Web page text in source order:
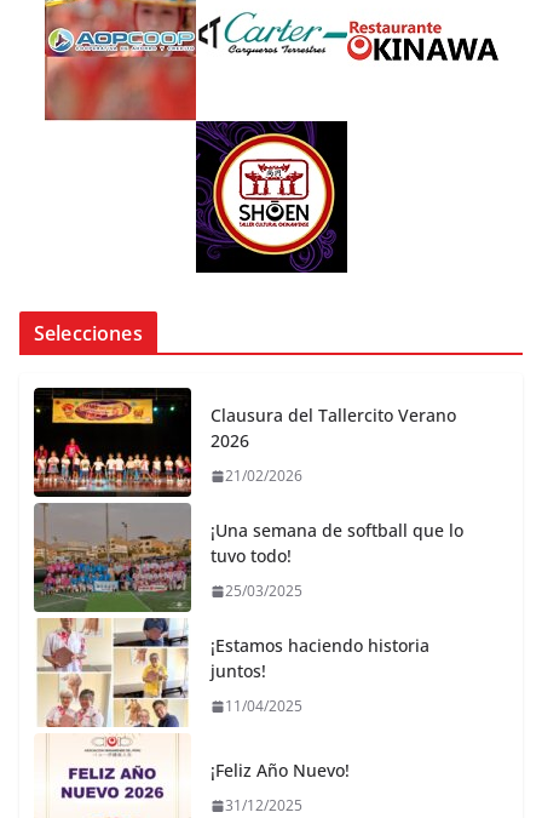
Selecciones
Clausura del Tallercito Verano
2026
21/02/2026
¡Una semana de softball que lo
tuvo todo!
25/03/2025
¡Estamos haciendo historia
juntos!
11/04/2025
¡Feliz Año Nuevo!
31/12/2025